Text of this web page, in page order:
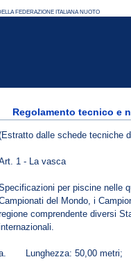
Regolamento tecnico e
dalle schede tecniche
1 - La vasca
per piscine nelle
del Mondo, i
comprendente diversi
Lunghezza: 50,00 metri;